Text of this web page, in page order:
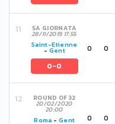
5A GIORNATA
28/11/2019 17:55
Saint-Etienne
- Gent
0-0
0 0
ROUND OF 32
20/02/2020
20:00
Roma - Gent 0 0